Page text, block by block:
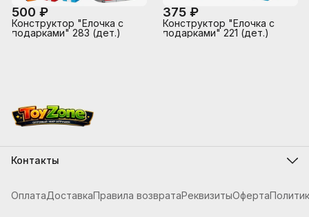
500 ₽
Конструктор "Елочка с
подарками" 283 (дет.)
375 ₽
Конструктор "Елочка с
подарками" 221 (дет.)
Контакты
Телефон
ОплатаДоставкаПравила возвратаРеквизитыОферта